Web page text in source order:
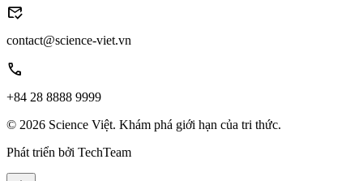
mark_email_read
contact@science-viet.vn
call
+84 28 8888 9999
© 2026 Science Việt. Khám phá giới hạn của tri thức.
Phát triển bởi TechTeam